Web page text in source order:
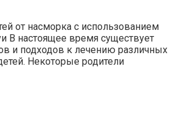
от насморка с использованием
В настоящее время существует
и подходов к лечению различных
Некоторые родители